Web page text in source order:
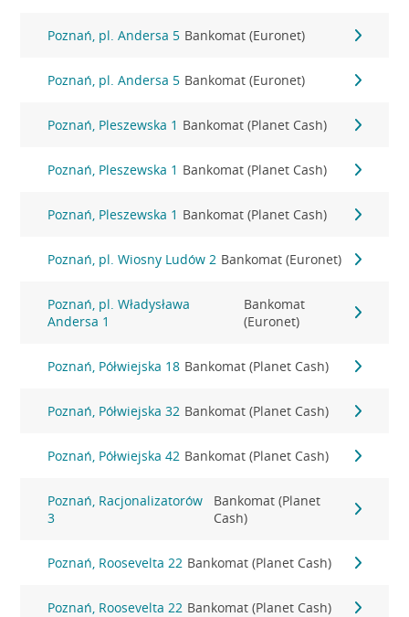
Poznań, pl. Andersa 5 Bankomat (Euronet)
Poznań, pl. Andersa 5 Bankomat (Euronet)
Poznań, Pleszewska 1 Bankomat (Planet Cash)
Poznań, Pleszewska 1 Bankomat (Planet Cash)
Poznań, Pleszewska 1 Bankomat (Planet Cash)
Poznań, pl. Wiosny Ludów 2 Bankomat (Euronet)
Poznań, pl. Władysława
Andersa 1
Bankomat
(Euronet)
Poznań, Półwiejska 18 Bankomat (Planet Cash)
Poznań, Półwiejska 32 Bankomat (Planet Cash)
Poznań, Półwiejska 42 Bankomat (Planet Cash)
Poznań, Racjonalizatorów
3
Bankomat (Planet
Cash)
Poznań, Roosevelta 22 Bankomat (Planet Cash)
Poznań, Roosevelta 22 Bankomat (Planet Cash)